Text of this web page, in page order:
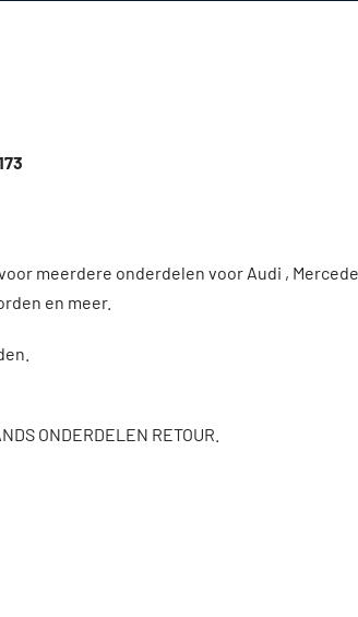
meerdere onderdelen voor Audi ,
en meer.
ONDERDELEN RETOUR.